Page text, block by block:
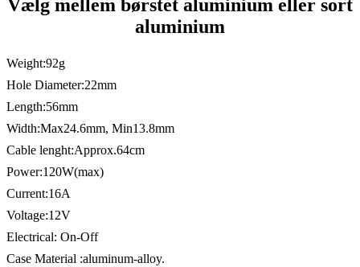
Vælg mellem børstet aluminium eller sort
aluminium
Weight:92g
Hole Diameter:22mm
Length:56mm
Width:Max24.6mm, Min13.8mm
Cable lenght:Approx.64cm
Power:120W(max)
Current:16A
Voltage:12V
Electrical: On-Off
Case Material :aluminum-alloy.